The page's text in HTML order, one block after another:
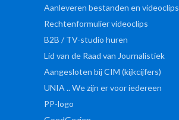
Aanleveren bestanden en videoclips
Rechtenformulier videoclips
B2B / TV-studio huren
Lid van de Raad van Journalistiek
Aangesloten bij CIM (kijkcijfers)
UNIA .. We zijn er voor iedereen
PP-logo